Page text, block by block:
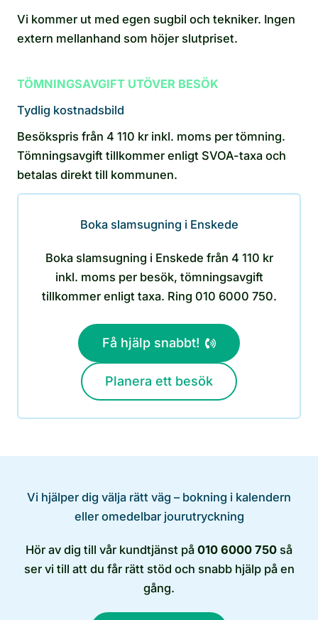
Vi kommer ut med egen sugbil och tekniker. Ingen
extern mellanhand som höjer slutpriset.
TÖMNINGSAVGIFT UTÖVER BESÖK
Tydlig kostnadsbild
Besökspris från 4 110 kr inkl. moms per tömning.
Tömningsavgift tillkommer enligt SVOA-taxa och
betalas direkt till kommunen.
Boka slamsugning i Enskede
Boka slamsugning i Enskede från 4 110 kr
inkl. moms per besök, tömningsavgift
tillkommer enligt taxa. Ring 010 6000 750.
Få hjälp snabbt!
Planera ett besök
Vi hjälper dig välja rätt väg – bokning i kalendern
eller omedelbar jourutryckning
Hör av dig till vår kundtjänst på 010 6000 750 så
ser vi till att du får rätt stöd och snabb hjälp på en
gång.